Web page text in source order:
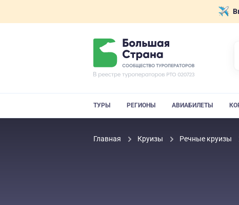
ТУРЫ РЕГИОНЫ АВИАБИЛЕТЫ
Главная Круизы Речные круизы